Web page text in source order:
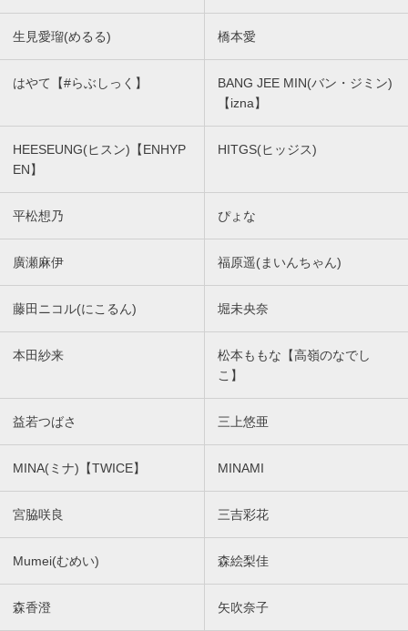
生見愛瑠(めるる) 橋本愛
はやて【#らぶしっく】
BANG JEE MIN(バン・ジミン)
【izna】
HEESEUNG(ヒスン)【ENHYP
EN】
HITGS(ヒッジス)
平松想乃 ぴょな
廣瀬麻伊 福原遥(まいんちゃん)
藤田ニコル(にこるん) 堀未央奈
本田紗来
松本ももな【高嶺のなでし
こ】
益若つばさ 三上悠亜
MINA(ミナ)【TWICE】 MINAMI
宮脇咲良 三吉彩花
Mumei(むめい) 森絵梨佳
森香澄 矢吹奈子